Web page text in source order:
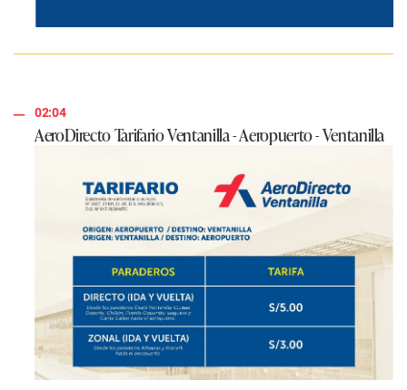
02:04
AeroDirecto Tarifario Ventanilla - Aeropuerto - Ventanilla